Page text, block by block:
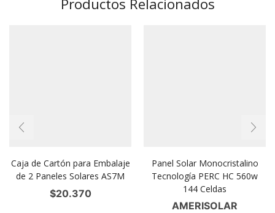
Productos Relacionados
Caja de Cartón para Embalaje
de 2 Paneles Solares AS7M
$20.370
Panel Solar Monocristalino
Tecnología PERC HC 560w
144 Celdas
AMERISOLAR